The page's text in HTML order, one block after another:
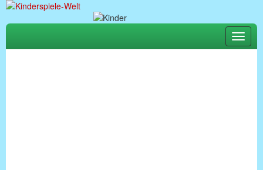
Toggle